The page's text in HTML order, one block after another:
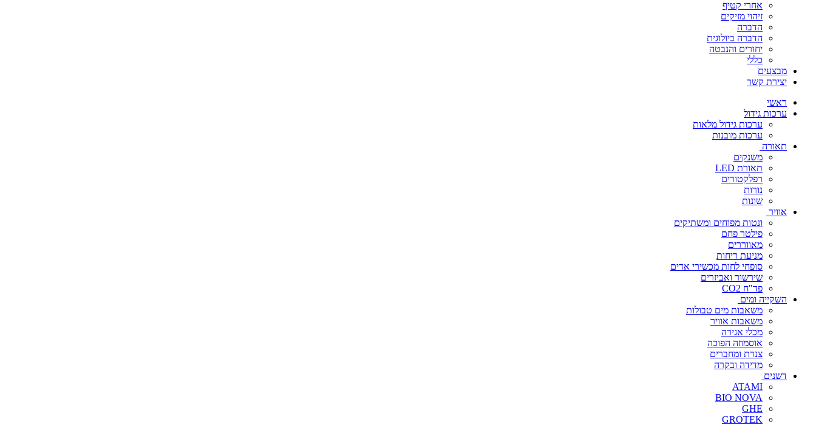
אחרי קטיף
זיהוי מזיקים
הדברה
הדברה ביולוגית
יחורים והנבטה
כללי
מבצעים
יצירת קשר
ראשי
ערכות גידול
ערכות גידול מלאות
ערכות מובנות
תאורה
משנקים
תאורת LED
רפלקטורים
נורות
שונות
אוויר
ונטות מפוחים ומשתיקים
פילטר פחם
מאווררים
מניעת ריחות
סופחי לחות מכשירי אדים
שירשור ואביזרים
פד"ח CO2
השקייה ומים
משאבות מים טבולות
משאבות אוויר
מכלי אגירה
אוסמוזה הפוכה
צנרת ומחברים
מדידה ובקרה
דשנים
ATAMI
BIO NOVA
GHE
GROTEK